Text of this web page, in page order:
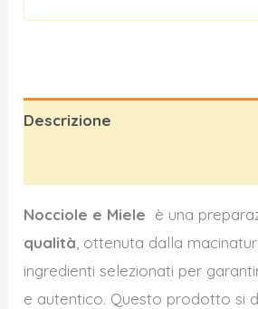
Descrizione
Nocciole e Miele è una
qualità , ottenuta dalla
ingredienti selezionati per
e autentico. Questo prodotto si